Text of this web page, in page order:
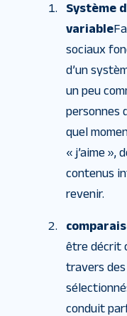
Système
variable
sociaux
d’un
un peu
personnes
quel
« j’aime »,
contenus
revenir.
être décrit
travers
conduit